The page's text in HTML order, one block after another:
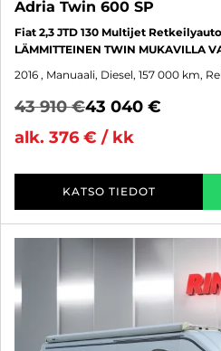
Adria Twin 600 SP
Fiat 2,3 JTD 130 Multijet
LÄMMITTEINEN TWIN MUKAVILLA
2016 , Manuaali, Diesel, 157 000 km,
43 910 €43 040 €
alk. 376 € / kk
KATSO TIEDOT